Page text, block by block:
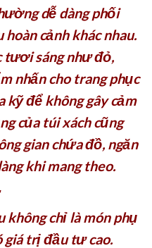
dễ dàng phối
cảnh khác nhau.
tươi sáng như đỏ,
nhấn cho trang phục
kỹ để không gây cảm
của túi xách cũng
gian chứa đồ, ngăn
khi mang theo.
không chỉ là món phụ
giá trị đầu tư cao.